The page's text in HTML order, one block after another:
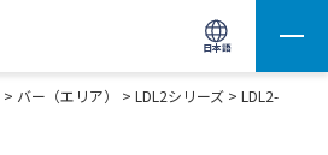
日本語
サイト内検索(Enterで実行)
> バー（エリア） > LDL2シリーズ > LDL2-